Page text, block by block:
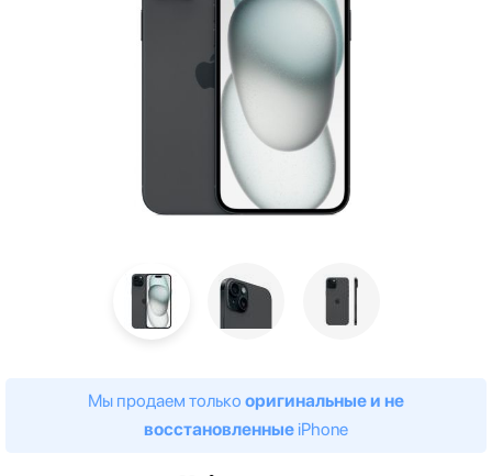
Мы продаем только оригинальные и не
восстановленные iPhone